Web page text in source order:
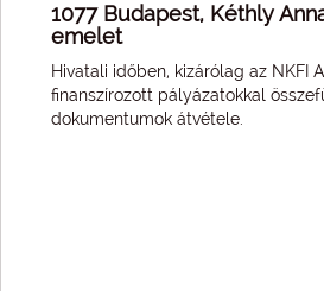
1077 Budapest, Kéthly
emelet
Hivatali időben, kizárólag az NKFI
finanszírozott pályázatokkal
dokumentumok átvétele.